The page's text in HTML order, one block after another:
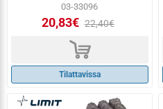
03-33096
20,83€ 22,40€
d
Tilattavissa